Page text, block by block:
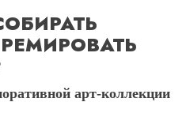
арт-коллекции